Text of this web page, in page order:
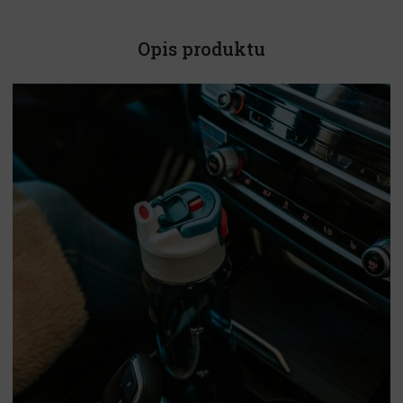
Opis produktu